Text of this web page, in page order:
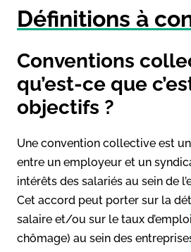
Définitions à
Conventions
qu’est-ce que
objectifs ?
Une convention collective est
entre un employeur et un
intérêts des salariés au sein de
Cet accord peut porter sur la
salaire et/ou sur le taux
chômage) au sein des